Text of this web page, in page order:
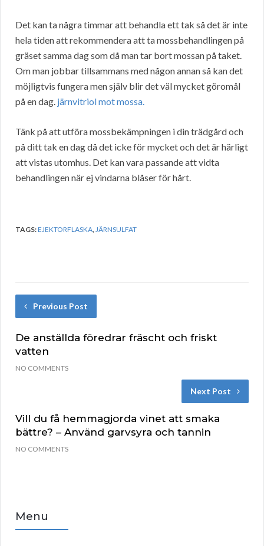
Det kan ta några timmar att behandla ett tak så det är inte
hela tiden att rekommendera att ta mossbehandlingen på
gräset samma dag som då man tar bort mossan på taket.
Om man jobbar tillsammans med någon annan så kan det
möjligtvis fungera men själv blir det väl mycket göromål
på en dag. järnvitriol mot mossa.
Tänk på att utföra mossbekämpningen i din trädgård och
på ditt tak en dag då det icke för mycket och det är härligt
att vistas utomhus. Det kan vara passande att vidta
behandlingen när ej vindarna blåser för hårt.
TAGS:EJEKTORFLASKA,JÄRNSULFAT
Previous Post
De anställda föredrar fräscht och friskt
vatten
NO COMMENTS
Next Post
Vill du få hemmagjorda vinet att smaka
bättre? – Använd garvsyra och tannin
NO COMMENTS
Menu